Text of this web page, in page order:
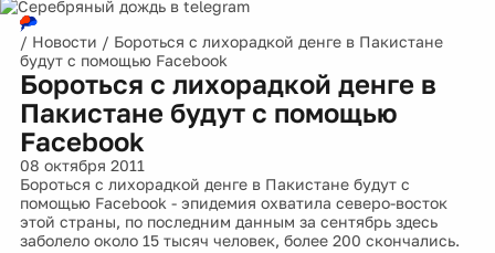
/ Новости / Бороться с лихорадкой денге в Пакистане
будут с помощью Facebook
Бороться с лихорадкой денге в
Пакистане будут с помощью
Facebook
08 октября 2011
Бороться с лихорадкой денге в Пакистане будут с
помощью Facebook - эпидемия охватила северо-восток
этой страны, по последним данным за сентябрь здесь
заболело около 15 тысяч человек, более 200 скончались.